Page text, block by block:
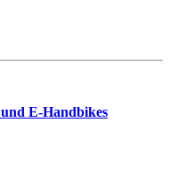
E-Handbikes